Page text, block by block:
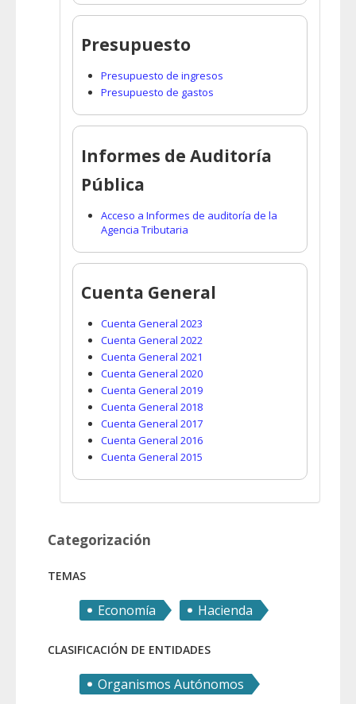
Presupuesto
Presupuesto de ingresos
Presupuesto de gastos
Informes de Auditoría
Pública
Acceso a Informes de auditoría de la
Agencia Tributaria
Cuenta General
Cuenta General 2023
Cuenta General 2022
Cuenta General 2021
Cuenta General 2020
Cuenta General 2019
Cuenta General 2018
Cuenta General 2017
Cuenta General 2016
Cuenta General 2015
Categorización
TEMAS
Economía Hacienda
CLASIFICACIÓN DE ENTIDADES
Organismos Autónomos